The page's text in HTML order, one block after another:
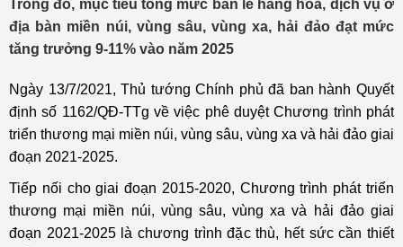
Trong đó, mục tiêu tổng mức bán lẻ hàng hóa, dịch vụ ở
địa bàn miền núi, vùng sâu, vùng xa, hải đảo đạt mức
tăng trưởng 9-11% vào năm 2025
Ngày 13/7/2021, Thủ tướng Chính phủ đã ban hành Quyết
định số 1162/QĐ-TTg về việc phê duyệt Chương trình phát
triển thương mại miền núi, vùng sâu, vùng xa và hải đảo giai
đoạn 2021-2025.
Tiếp nối cho giai đoạn 2015-2020, Chương trình phát triển
thương mại miền núi, vùng sâu, vùng xa và hải đảo giai
đoạn 2021-2025 là chương trình đặc thù, hết sức cần thiết